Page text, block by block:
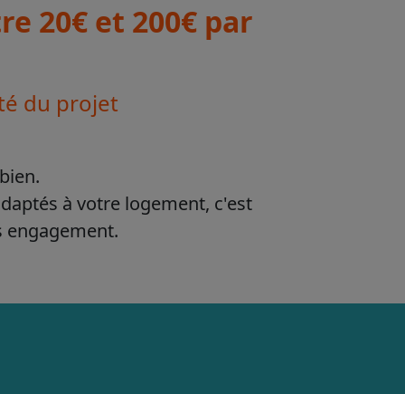
20€ et 200€ par
du projet
à votre logement, c'est
engagement.